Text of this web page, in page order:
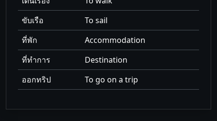
ขับเรือ
To sail
ที่พัก
Accommodation
ที่ทำการ
Destination
ออกทริป
To go on a trip